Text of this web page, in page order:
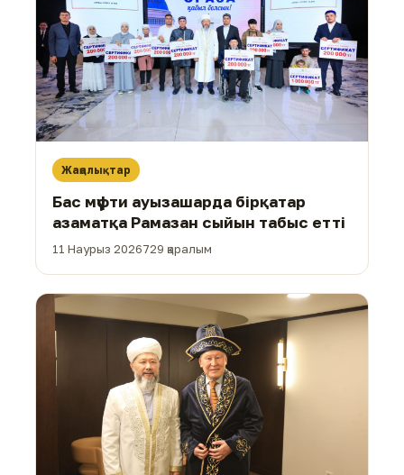
Жаңалықтар
Бас мүфти ауызашарда бірқатар
азаматқа Рамазан сыйын табыс етті
11 Наурыз 2026729 қаралым